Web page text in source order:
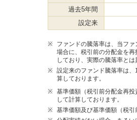
過去5年間
設定来
※
ファンドの騰落率は、当フ
場合に、税引前の分配金を
しており、実際の騰落率と
※ 設定来のファンド騰落率は
算しております。
※ 基準価額（税引前分配金再
して計算しております。
※ 基準価額及び基準価額（税